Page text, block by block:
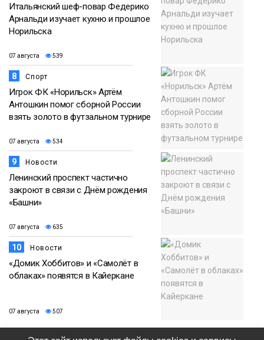
Итальянский шеф-повар Федерико
Арнальди изучает кухню и прошлое
Норильска
07 августа 539
8 Спорт
Игрок ФК «Норильск» Артём
Антошкин помог сборной России
взять золото в футзальном турнире
07 августа 534
9 Новости
Ленинский проспект частично
закроют в связи с Днём рождения
«Башни»
07 августа 635
10 Новости
«Домик Хоббитов» и «Самолёт в
облаках» появятся в Кайеркане
07 августа 507